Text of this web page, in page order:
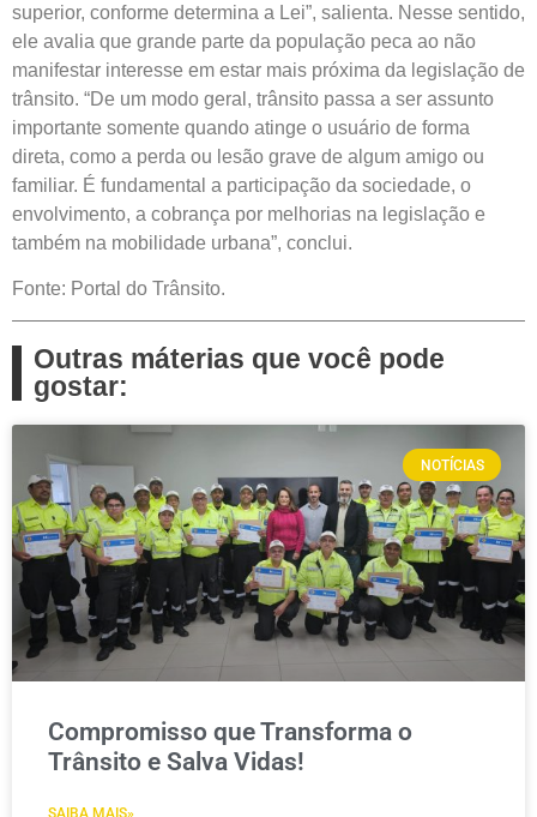
superior, conforme determina a Lei”, salienta. Nesse sentido,
ele avalia que grande parte da população peca ao não
manifestar interesse em estar mais próxima da legislação de
trânsito. “De um modo geral, trânsito passa a ser assunto
importante somente quando atinge o usuário de forma
direta, como a perda ou lesão grave de algum amigo ou
familiar. É fundamental a participação da sociedade, o
envolvimento, a cobrança por melhorias na legislação e
também na mobilidade urbana”, conclui.
Fonte: Portal do Trânsito.
Outras máterias que você pode
gostar:
NOTÍCIAS
Compromisso que Transforma o
Trânsito e Salva Vidas!